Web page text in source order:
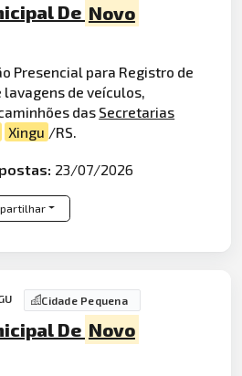
De Novo
Presencial para Registro de
lavagens de veículos,
das Secretarias
Xingu /RS.
23/07/2026
Cidade Pequena
De Novo